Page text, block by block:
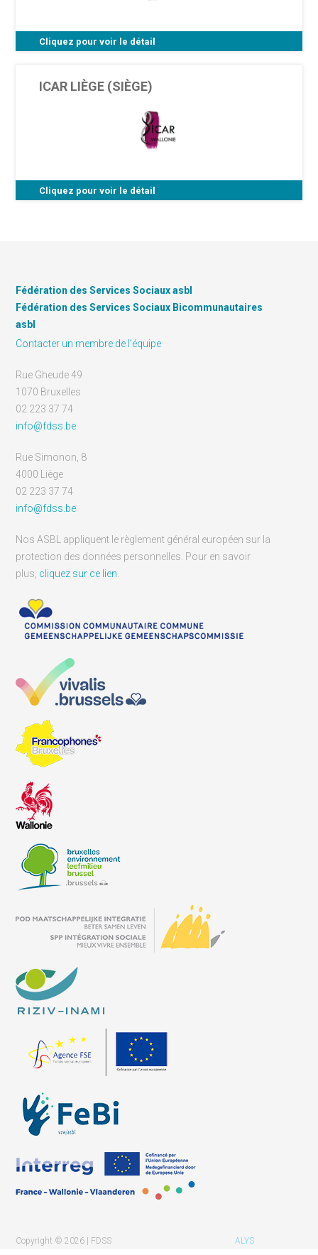
Cliquez pour voir le détail
ICAR LIÈGE (SIÈGE)
Cliquez pour voir le détail
Fédération des Services Sociaux asbl
Fédération des Services Sociaux Bicommunautaires
asbl
Contacter un membre de l’équipe
Rue Gheude 49
1070 Bruxelles
02 223 37 74
info@fdss.be
Rue Simonon, 8
4000 Liège
02 223 37 74
info@fdss.be
Nos ASBL appliquent le règlement général européen sur la
protection des données personnelles. Pour en savoir
plus, cliquez sur ce lien
Copyright © 2026 | FDSS ALYS